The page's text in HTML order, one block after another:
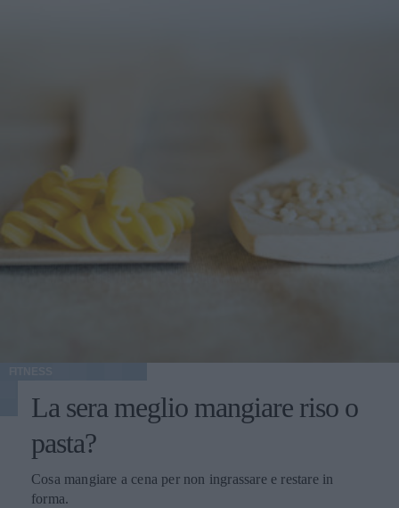
La sera meglio mangiare riso o
pasta?
Cosa mangiare a cena per non ingrassare e restare in
forma.